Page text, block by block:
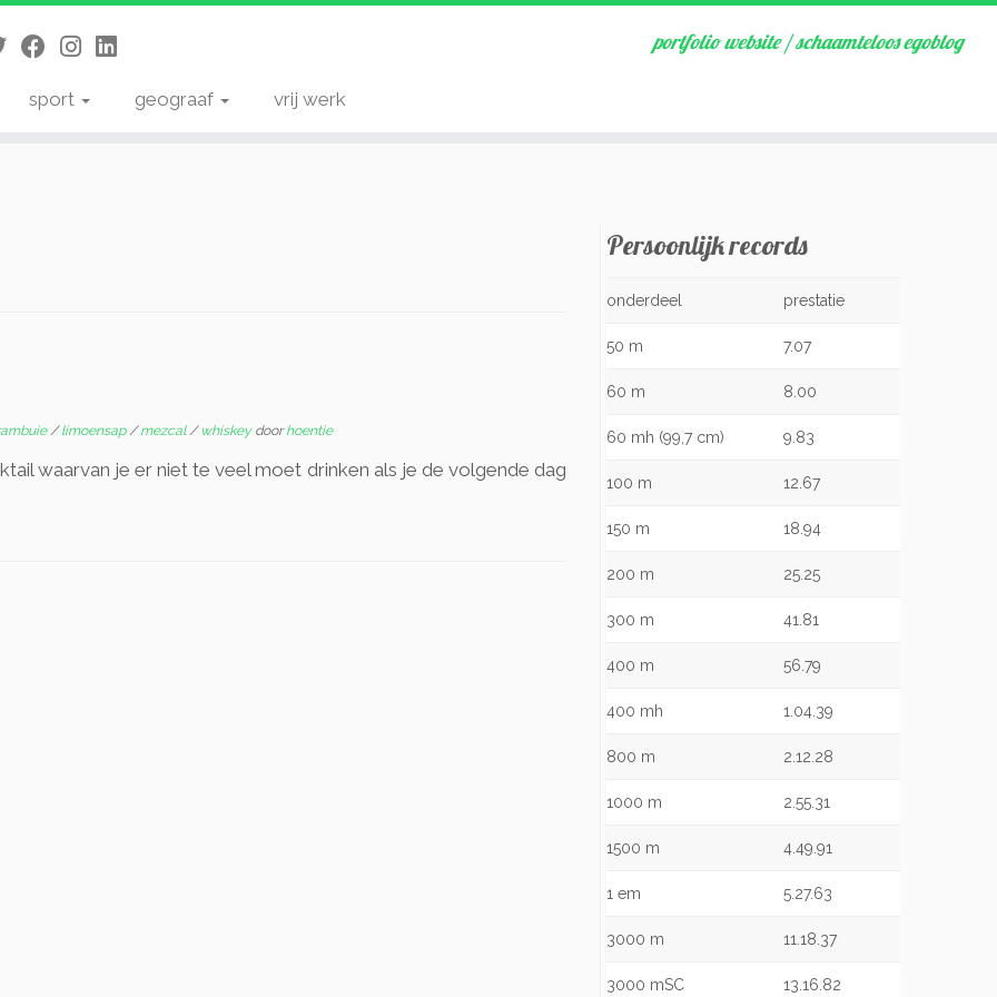
portfolio website / schaamteloos egoblog
sport geograaf vrij werk
/limoensap/mezcal/whiskey doorhoentie
waarvan je er niet te veel moet drinken als je de volgende dag
Persoonlijk records
onderdeel prestatie
50 m 7.07
60 m 8.00
60 mh (99,7 cm) 9.83
100 m 12.67
150 m 18.94
200 m 25.25
300 m 41.81
400 m 56.79
400 mh 1.04.39
800 m 2.12.28
1000 m 2.55.31
1500 m 4.49.91
1 em 5.27.63
3000 m 11.18.37
3000 mSC 13.16.82